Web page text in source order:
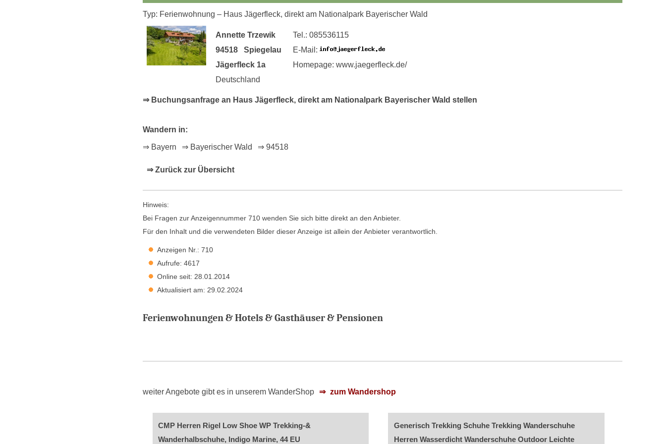
Typ: Ferienwohnung – Haus Jägerfleck, direkt am Nationalpark Bayerischer Wald
Annette Trzewik
94518 Spiegelau
Jägerfleck 1a
Deutschland
Tel.: 085536115
E-Mail:
Homepage: www.jaegerfleck.de/
⇒ Buchungsanfrage an Haus Jägerfleck, direkt am Nationalpark Bayerischer Wald stellen
Wandern in:
⇒ Bayern ⇒ Bayerischer Wald ⇒ 94518
⇒ Zurück zur Übersicht
Hinweis:
Bei Fragen zur Anzeigennummer 710 wenden Sie sich bitte direkt an den Anbieter.
Für den Inhalt und die verwendeten Bilder dieser Anzeige ist allein der Anbieter verantwortlich.
Anzeigen Nr.: 710
Aufrufe: 4617
Online seit: 28.01.2014
Aktualisiert am: 29.02.2024
Ferienwohnungen & Hotels & Gasthäuser & Pensionen
weiter Angebote gibt es in unserem WanderShop zum Wandershop
CMP Herren Rigel Low Shoe WP Trekking-&
Wanderhalbschuhe, Indigo Marine, 44 EU
Generisch Trekking Schuhe Trekking Wanderschuhe
Herren Wasserdicht Wanderschuhe Outdoor Leichte